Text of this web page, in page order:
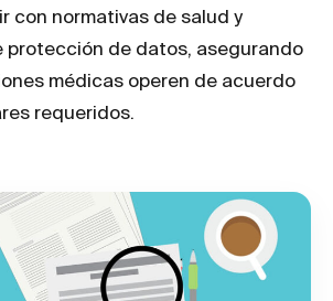
con normativas de salud y
protección de datos, asegurando
médicas operen de acuerdo
requeridos.